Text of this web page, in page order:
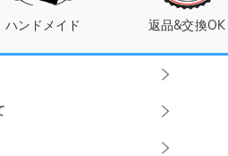
ハンドメイド 返品&交換OK